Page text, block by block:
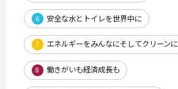
6 安全な水とトイレを世界中に
7 エネルギーをみんなにそしてクリーンに
8 働きがいも経済成長も